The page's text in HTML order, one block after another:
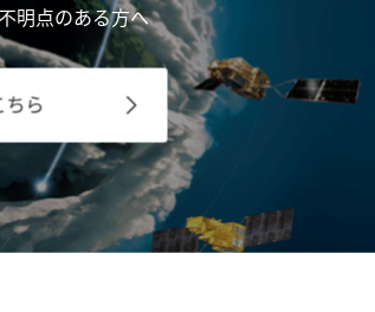
明点のある方へ
ら